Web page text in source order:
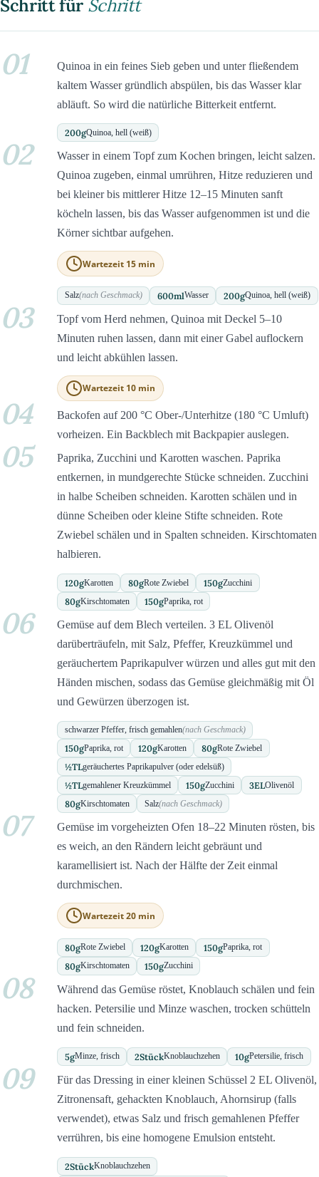
Schritt für Schritt
01
Quinoa in ein feines Sieb geben und unter fließendem
kaltem Wasser gründlich abspülen, bis das Wasser klar
abläuft. So wird die natürliche Bitterkeit entfernt.
200gQuinoa, hell (weiß)
02
Wasser in einem Topf zum Kochen bringen, leicht salzen.
Quinoa zugeben, einmal umrühren, Hitze reduzieren und
bei kleiner bis mittlerer Hitze 12–15 Minuten sanft
köcheln lassen, bis das Wasser aufgenommen ist und die
Körner sichtbar aufgehen.
Wartezeit 15 min
Salz(nach Geschmack) 600mlWasser 200gQuinoa, hell (weiß)
03
Topf vom Herd nehmen, Quinoa mit Deckel 5–10
Minuten ruhen lassen, dann mit einer Gabel auflockern
und leicht abkühlen lassen.
Wartezeit 10 min
04
Backofen auf 200 °C Ober-/Unterhitze (180 °C Umluft)
vorheizen. Ein Backblech mit Backpapier auslegen.
05
Paprika, Zucchini und Karotten waschen. Paprika
entkernen, in mundgerechte Stücke schneiden. Zucchini
in halbe Scheiben schneiden. Karotten schälen und in
dünne Scheiben oder kleine Stifte schneiden. Rote
Zwiebel schälen und in Spalten schneiden. Kirschtomaten
halbieren.
120gKarotten 80gRote Zwiebel 150gZucchini
80gKirschtomaten 150gPaprika, rot
06
Gemüse auf dem Blech verteilen. 3 EL Olivenöl
darüberträufeln, mit Salz, Pfeffer, Kreuzkümmel und
geräuchertem Paprikapulver würzen und alles gut mit den
Händen mischen, sodass das Gemüse gleichmäßig mit Öl
und Gewürzen überzogen ist.
schwarzer Pfeffer, frisch gemahlen(nach Geschmack)
150gPaprika, rot 120gKarotten 80gRote Zwiebel
½TLgeräuchertes Paprikapulver (oder edelsüß)
½TLgemahlener Kreuzkümmel 150gZucchini 3ELOlivenöl
80gKirschtomaten Salz(nach Geschmack)
07
Gemüse im vorgeheizten Ofen 18–22 Minuten rösten, bis
es weich, an den Rändern leicht gebräunt und
karamellisiert ist. Nach der Hälfte der Zeit einmal
durchmischen.
Wartezeit 20 min
80gRote Zwiebel 120gKarotten 150gPaprika, rot
80gKirschtomaten 150gZucchini
08
Während das Gemüse röstet, Knoblauch schälen und fein
hacken. Petersilie und Minze waschen, trocken schütteln
und fein schneiden.
5gMinze, frisch 2StückKnoblauchzehen 10gPetersilie, frisch
09
Für das Dressing in einer kleinen Schüssel 2 EL Olivenöl,
Zitronensaft, gehackten Knoblauch, Ahornsirup (falls
verwendet), etwas Salz und frisch gemahlenen Pfeffer
verrühren, bis eine homogene Emulsion entsteht.
2StückKnoblauchzehen